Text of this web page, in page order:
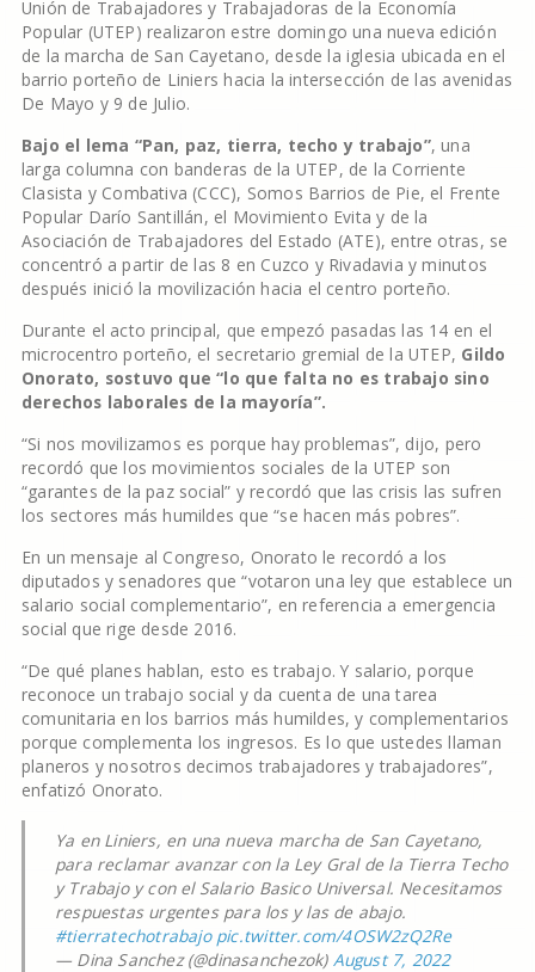
Unión de Trabajadores y Trabajadoras de la Economía
Popular (UTEP) realizaron estre domingo una nueva edición
de la marcha de San Cayetano, desde la iglesia ubicada en el
barrio porteño de Liniers hacia la intersección de las avenidas
De Mayo y 9 de Julio.
Bajo el lema “Pan, paz, tierra, techo y trabajo”, una
larga columna con banderas de la UTEP, de la Corriente
Clasista y Combativa (CCC), Somos Barrios de Pie, el Frente
Popular Darío Santillán, el Movimiento Evita y de la
Asociación de Trabajadores del Estado (ATE), entre otras, se
concentró a partir de las 8 en Cuzco y Rivadavia y minutos
después inició la movilización hacia el centro porteño.
Durante el acto principal, que empezó pasadas las 14 en el
microcentro porteño, el secretario gremial de la UTEP, Gildo
Onorato, sostuvo que “lo que falta no es trabajo sino
derechos laborales de la mayoría”.
“Si nos movilizamos es porque hay problemas”, dijo, pero
recordó que los movimientos sociales de la UTEP son
“garantes de la paz social” y recordó que las crisis las sufren
los sectores más humildes que “se hacen más pobres”.
En un mensaje al Congreso, Onorato le recordó a los
diputados y senadores que “votaron una ley que establece un
salario social complementario”, en referencia a emergencia
social que rige desde 2016.
“De qué planes hablan, esto es trabajo. Y salario, porque
reconoce un trabajo social y da cuenta de una tarea
comunitaria en los barrios más humildes, y complementarios
porque complementa los ingresos. Es lo que ustedes llaman
planeros y nosotros decimos trabajadores y trabajadores”,
enfatizó Onorato.
Ya en Liniers, en una nueva marcha de San Cayetano,
para reclamar avanzar con la Ley Gral de la Tierra Techo
y Trabajo y con el Salario Basico Universal. Necesitamos
respuestas urgentes para los y las de abajo.
#tierratechotrabajo pic.twitter.com/4OSW2zQ2Re
— Dina Sanchez (@dinasanchezok) August 7, 2022